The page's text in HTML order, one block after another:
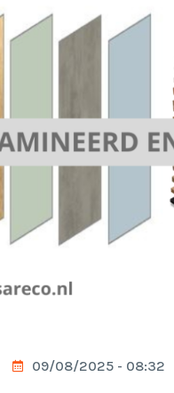
09/08/2025 - 08:32